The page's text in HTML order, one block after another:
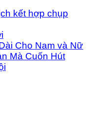
kết hợp chụp
Cho Nam và Nữ
Mà Cuốn Hút